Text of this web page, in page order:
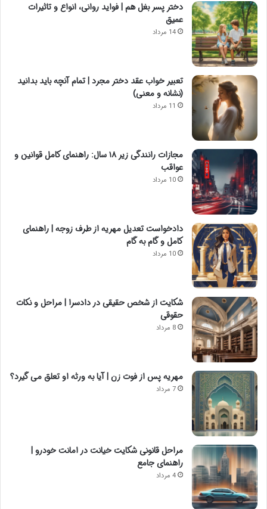
دختر پسر بغل هم | فواید روانی، انواع و تاثیرات
عمیق
14 مرداد
تعبیر خواب عقد دختر مجرد | تمام آنچه باید بدانید
(نشانه و معنی)
11 مرداد
مجازات رانندگی زیر ۱۸ سال: راهنمای کامل قوانین و
عواقب
10 مرداد
دادخواست تعدیل مهریه از طرف زوجه | راهنمای
کامل و گام به گام
10 مرداد
شکایت از شخص حقیقی در دادسرا | مراحل و نکات
حقوقی
8 مرداد
مهریه پس از فوت زن | آیا به ورثه او تعلق می گیرد؟
7 مرداد
مراحل قانونی شکایت خیانت در امانت خودرو |
راهنمای جامع
4 مرداد